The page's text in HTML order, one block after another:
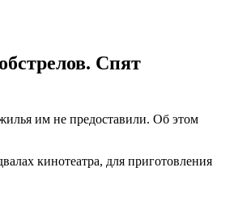
Спят
им не предоставили. Об этом
кинотеатра, для приготовления